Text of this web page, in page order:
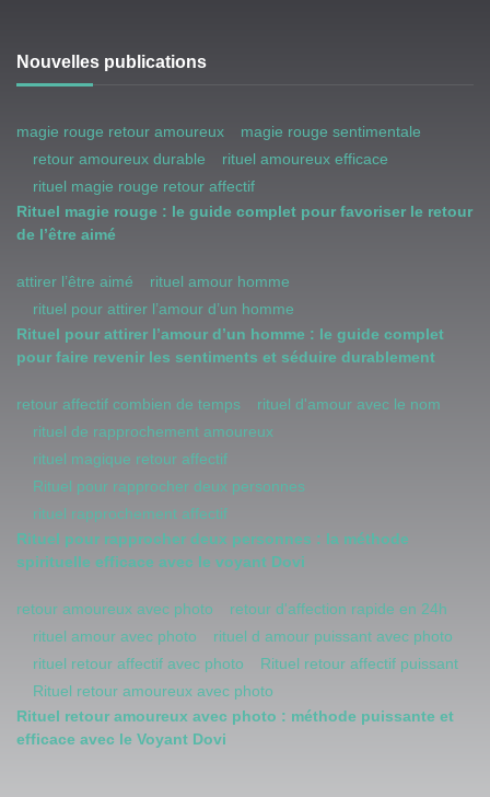
Nouvelles publications
magie rouge retour amoureux
magie rouge sentimentale
retour amoureux durable
rituel amoureux efficace
rituel magie rouge retour affectif
Rituel magie rouge : le guide complet pour favoriser le retour
de l’être aimé
attirer l’être aimé
rituel amour homme
rituel pour attirer l’amour d’un homme
Rituel pour attirer l’amour d’un homme : le guide complet
pour faire revenir les sentiments et séduire durablement
retour affectif combien de temps
rituel d'amour avec le nom
rituel de rapprochement amoureux
rituel magique retour affectif
Rituel pour rapprocher deux personnes
rituel rapprochement affectif
Rituel pour rapprocher deux personnes : la méthode
spirituelle efficace avec le voyant Dovi
retour amoureux avec photo
retour d'affection rapide en 24h
rituel amour avec photo
rituel d amour puissant avec photo
rituel retour affectif avec photo
Rituel retour affectif puissant
Rituel retour amoureux avec photo
Rituel retour amoureux avec photo : méthode puissante et
efficace avec le Voyant Dovi